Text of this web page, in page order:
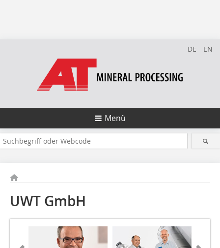
DE EN
Menü
UWT GmbH